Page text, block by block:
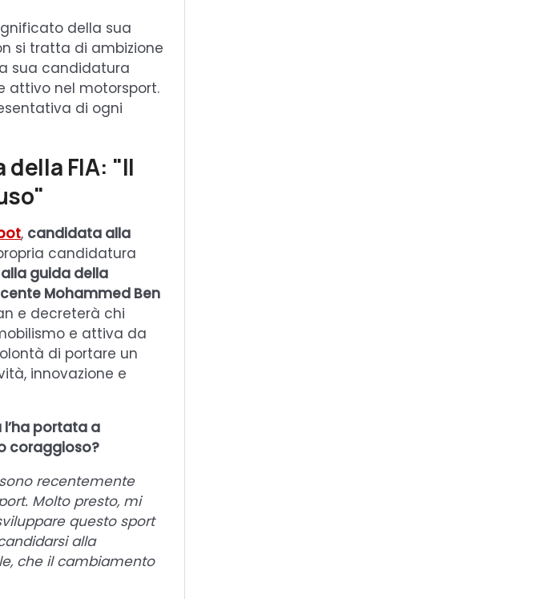
della sua
si tratta di ambizione
sua candidatura
attivo nel motorsport.
di ogni
FIA: "Il
, candidata alla
candidatura
guida della
Mohammed Ben
e decreterà chi
e attiva da
di portare un
innovazione e
portata a
coraggioso?
recentemente
Molto presto, mi
questo sport
alla
che il cambiamento